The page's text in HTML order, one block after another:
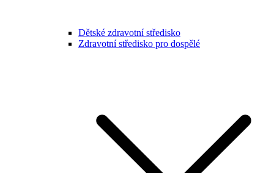
Dětské zdravotní středisko
Zdravotní středisko pro dospělé